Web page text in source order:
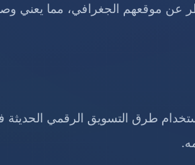
عن موقعهم الجغرافي، مما
طرق التسويق الرقمي